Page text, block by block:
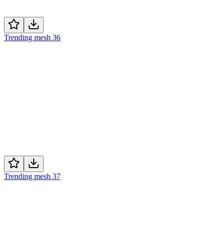
Trending mesh 36
Trending mesh 37